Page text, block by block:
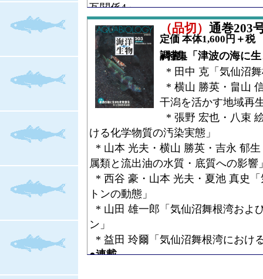
亜目ウミナナフシ上科（3）スナウ
●コラム
* 洲澤 育範「山から海へ－水と命
その1」
* 三田村 啓理「魚影逍遥－魚に発
* 飯島 明子「海でひろった万華鏡
●全国水産試験場長会 会長賞
* 松村 靖治「有明海におけるトラ
する研究
互関係4」
* 布村 昇・下村 通誉「日本産等脚
シ亜目」
●コラム
* 洲澤 育範「山から海へ－水と命
その2 極地トイレ事情など」
* 三田村 啓理「魚影逍遥－魚に発
* 飯島 明子「海でひろった万華鏡
懇親会」
●全国水産試験場長会 会長賞
* 坪井 潤一「擬卵およびドライア
術の開発」
（品切） 通巻203
定価 本体1,600円＋税
●特集「津波の海に生きる未来創生－気仙沼舞根湾調査」
* 田中 克「気仙沼
* 横山 勝英・畠山
干潟を活かす地域再
* 張野 宏也・八束
ける化学物質の汚染実態」
* 山本 光夫・横山 勝英・吉永 郁
属類と流出油の水質・底質への影響
* 西谷 豪・山本 光夫・夏池 真史
トンの動態」
* 山田 雄一郎「気仙沼舞根湾およ
ン」
* 益田 玲爾「気仙沼舞根湾におけ
●連載